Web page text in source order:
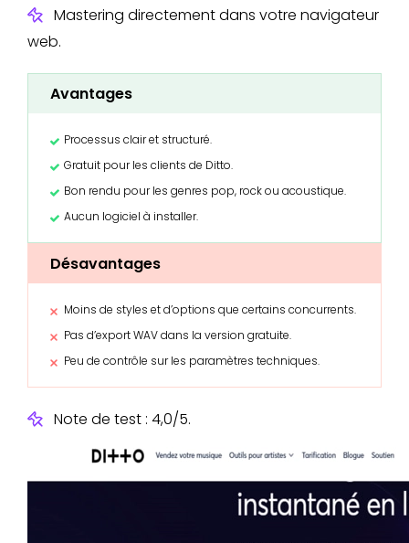
Mastering directement dans votre navigateur
web.
Avantages
Processus clair et structuré.
Gratuit pour les clients de Ditto.
Bon rendu pour les genres pop, rock ou acoustique.
Aucun logiciel à installer.
Désavantages
Moins de styles et d’options que certains concurrents.
Pas d’export WAV dans la version gratuite.
Peu de contrôle sur les paramètres techniques.
Note de test : 4,0/5.